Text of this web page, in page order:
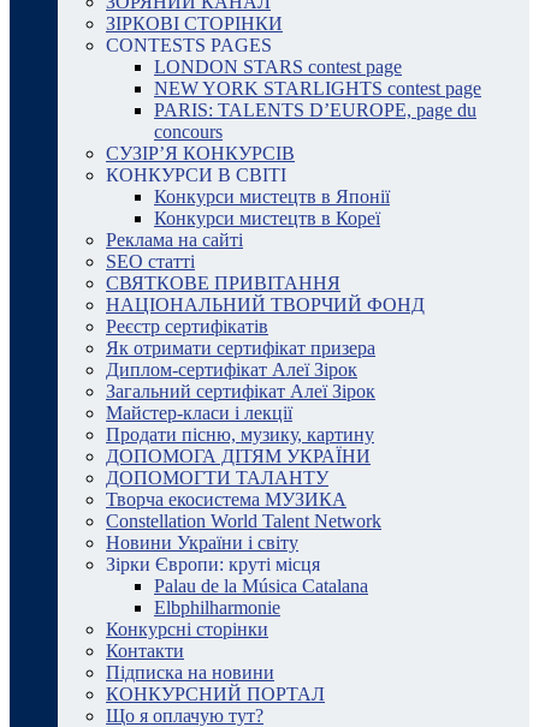
ЗІРКОВІ СТОРІНКИ
CONTESTS PAGES
LONDON STARS contest page
NEW YORK STARLIGHTS contest page
PARIS: TALENTS D’EUROPE, page du
concours
СУЗІР’Я КОНКУРСІВ
КОНКУРСИ В СВІТІ
Конкурси мистецтв в Японії
Конкурси мистецтв в Кореї
Реклама на сайті
SEO статті
СВЯТКОВЕ ПРИВІТАННЯ
НАЦІОНАЛЬНИЙ ТВОРЧИЙ ФОНД
Реєстр сертифікатів
Як отримати сертифікат призера
Диплом-сертифікат Алеї Зірок
Загальний сертифікат Алеї Зірок
Майстер-класи і лекції
Продати пісню, музику, картину
ДОПОМОГА ДІТЯМ УКРАЇНИ
ДОПОМОГТИ ТАЛАНТУ
Творча екосистема МУЗИКА
Constellation World Talent Network
Новини України і світу
Зірки Європи: круті місця
Palau de la Música Catalana
Elbphilharmonie
Конкурсні сторінки
Контакти
Підписка на новини
КОНКУРСНИЙ ПОРТАЛ
Що я оплачую тут?